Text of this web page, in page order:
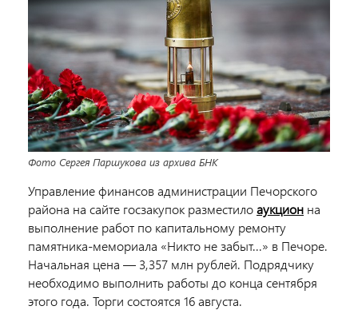
Фото Сергея Паршукова из архива БНК
Управление финансов администрации Печорского
района на сайте госзакупок разместилоаукцион на
выполнение работ по капитальному ремонту
памятника-мемориала «Никто не забыт...» в Печоре.
Начальная цена — 3,357 млн рублей. Подрядчику
необходимо выполнить работы до конца сентября
этого года. Торги состоятся 16 августа.